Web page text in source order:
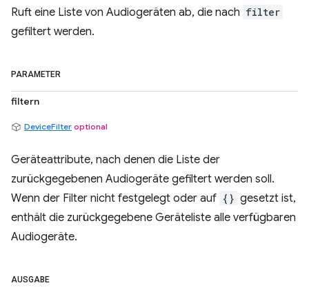
Ruft eine Liste von Audiogeräten ab, die nach filter
gefiltert werden.
PARAMETER
filtern
DeviceFilter optional
Geräteattribute, nach denen die Liste der
zurückgegebenen Audiogeräte gefiltert werden soll.
Wenn der Filter nicht festgelegt oder auf {} gesetzt ist,
enthält die zurückgegebene Geräteliste alle verfügbaren
Audiogeräte.
AUSGABE